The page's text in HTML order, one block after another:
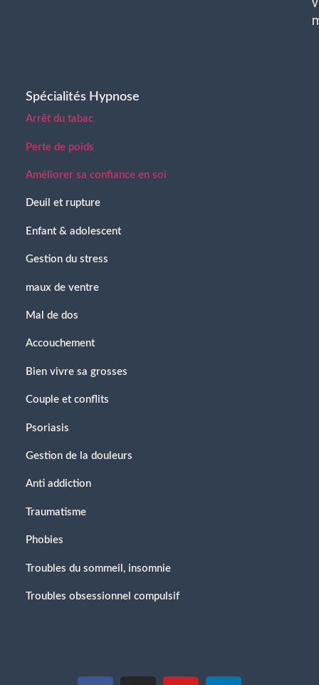
Spécialités Hypnose
Arrêt du tabac
Perte de poids
Améliorer sa confiance en soi
Deuil et rupture
Enfant & adolescent
Gestion du stress
maux de ventre
Mal de dos
Accouchement
Bien vivre sa grosses
Couple et conflits
Psoriasis
Gestion de la douleurs
Anti addiction
Traumatisme
Phobies
Troubles du sommeil, insomnie
Troubles obsessionnel compulsif